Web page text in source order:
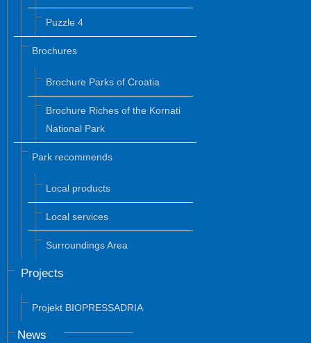
Puzzle 4
Brochures
Brochure Parks of Croatia
Brochure Riches of the Kornati
National Park
Park recommends
Local products
Local services
Surroundings Area
Projects
Projekt BIOPRESSADRIA
News